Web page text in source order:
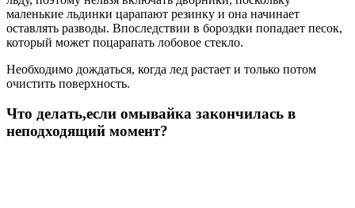
маленькие льдинки царапают резинку и она начинает
оставлять разводы. Впоследствии в бороздки попадает песок,
который может поцарапать лобовое стекло.
Необходимо дождаться, когда лед растает и только потом
очистить поверхность.
Что делать,если омывайка закончилась в
неподходящий момент?